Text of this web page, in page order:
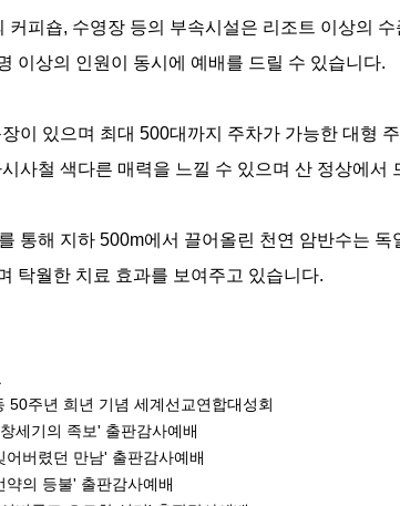
커피숍, 수영장 등의 부속시설은 리조트 이상의
이상의 인원이 동시에 예배를 드릴 수 있습니다.
이 있으며 최대 500대까지 주차가 가능한 대형
사철 색다른 매력을 느낄 수 있으며 산 정상에서
통해 지하 500m에서 끌어올린 천연 암반수는
탁월한 치료 효과를 보여주고 있습니다.
주년 희년 기념 세계선교연합대성회
세기의 족보' 출판감사예배
버렸던 만남' 출판감사예배
의 등불' 출판감사예배